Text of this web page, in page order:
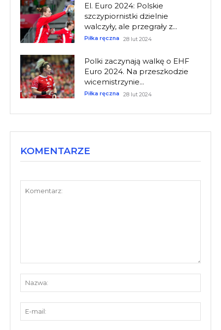
El. Euro 2024: Polskie
szczypiornistki dzielnie
walczyły, ale przegrały z...
Piłka ręczna 28 lut 2024
Polki zaczynają walkę o EHF
Euro 2024. Na przeszkodzie
wicemistrzynie...
Piłka ręczna 28 lut 2024
KOMENTARZE